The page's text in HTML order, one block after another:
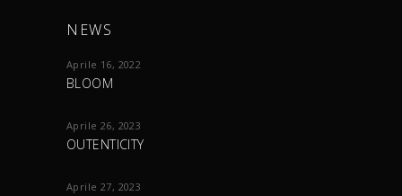
NEWS
Aprile 16, 2022
BLOOM
Aprile 26, 2023
OUTENTICITY
Aprile 27, 2023